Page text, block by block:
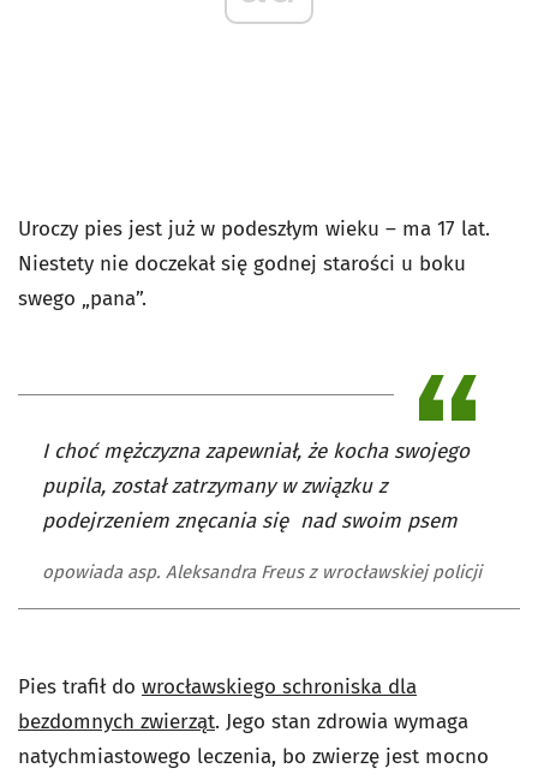
Uroczy pies jest już w podeszłym wieku – ma 17 lat.
Niestety nie doczekał się godnej starości u boku
swego „pana”.
I choć mężczyzna zapewniał, że kocha swojego
pupila, został zatrzymany w związku z
podejrzeniem znęcania się nad swoim psem
opowiada asp. Aleksandra Freus z wrocławskiej policji
Pies trafił do wrocławskiego schroniska dla
bezdomnych zwierząt. Jego stan zdrowia wymaga
natychmiastowego leczenia, bo zwierzę jest mocno